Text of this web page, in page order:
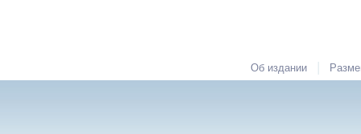
Об издании |